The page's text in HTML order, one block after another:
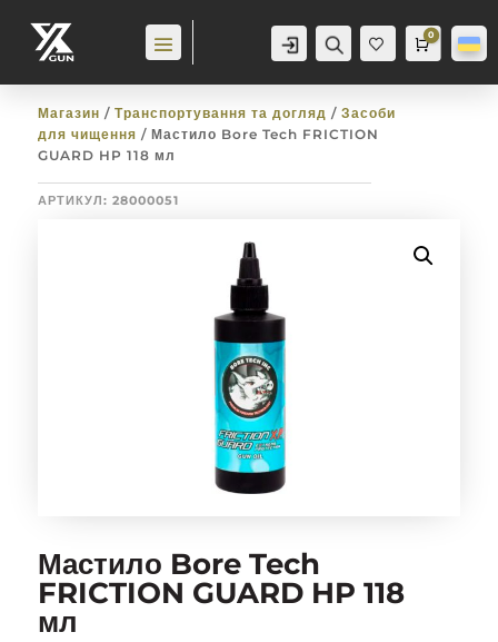
Аккаунт Пошук
Баж
анн
Cart
0
0,0грн
Магазин / Транспортування та догляд / Засоби
для чищення / Мастило Bore Tech FRICTION
GUARD HP 118 мл
АРТИКУЛ: 28000051
Мастило Bore Tech
FRICTION GUARD HP 118
мл